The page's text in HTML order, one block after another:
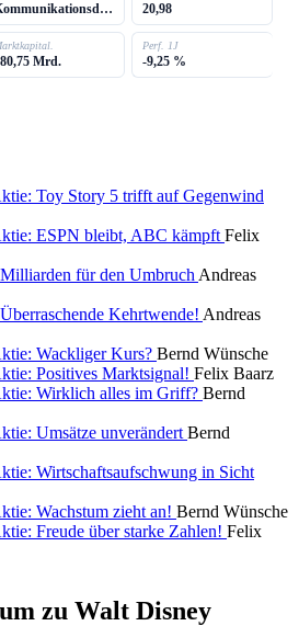
Kommunikationsdienste 20,98
Mrd.
Perf. 1J
-9,25 %
Toy Story 5 trifft auf Gegenwind
ESPN bleibt, ABC kämpft Felix
für den Umbruch Andreas
Kehrtwende! Andreas
Wackliger Kurs? Bernd Wünsche
Positives Marktsignal! Felix Baarz
Wirklich alles im Griff? Bernd
Umsätze unverändert Bernd
Wirtschaftsaufschwung in Sicht
Wachstum zieht an! Bernd Wünsche
Freude über starke Zahlen! Felix
zu Walt Disney